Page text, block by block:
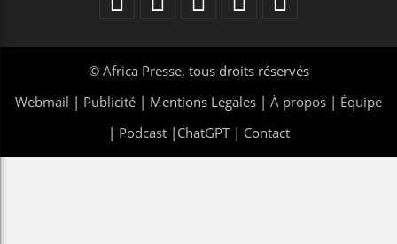
© Africa Presse, tous droits réservés
Webmail | Publicité | Mentions Legales | À propos | Équipe
| Podcast| ChatGPT| Contact